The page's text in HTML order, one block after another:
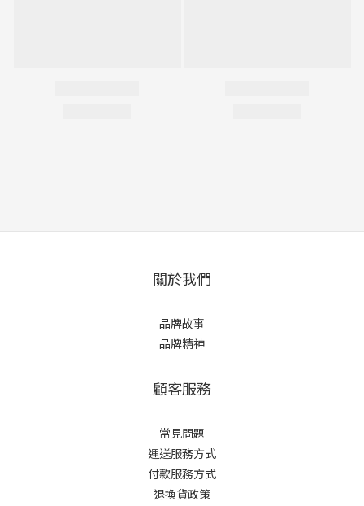
關於我們
品牌故事
品牌精神
顧客服務
常見問題
運送服務方式
付款服務方式
退換貨政策